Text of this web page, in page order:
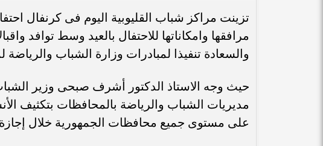
تزينت مراكز شباب القليوبية اليوم فى كرنفال
مرافقها وامكاناتها للاحتفال بالعيد وسط توافد
والسعادة تنفيذا لمبادرات وزارة الشباب
حيث وجه الاستاذ الدكتور أشرف صبحى وزير
مديريات الشباب والرياضة بالمحافظات بتكثيف
على مستوى جميع محافظات الجمهورية خلال إجازة